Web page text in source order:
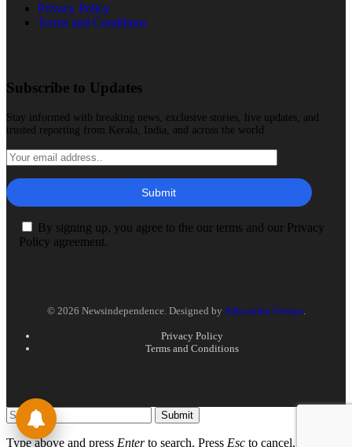
Privacy Policy
Terms and Conditions
Subscribe to Updates
Stay informed with breaking news, exclusive stories, live updates, and
trusted reporting from Kerala, India, and across the world.
By signing up, you agree to the our terms and our Privacy
Policy agreement.
© 2026 Newsindependence. Designed by Adhwaitha Groups.
Privacy Policy
Terms and Conditions
Submit
Type above and press Enterto search. Press Esc to cancel.